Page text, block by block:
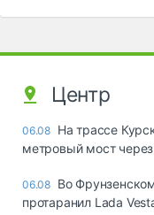
Центр
06.08 На трассе
метровый мост
06.08 Во
протаранил Lada